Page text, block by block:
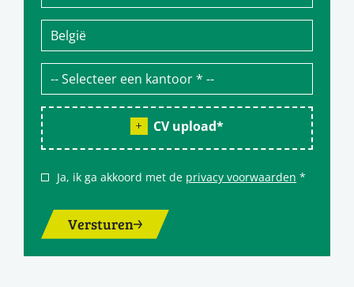
CV upload*
Ja, ik ga akkoord met de privacy voorwaarden *
Versturen